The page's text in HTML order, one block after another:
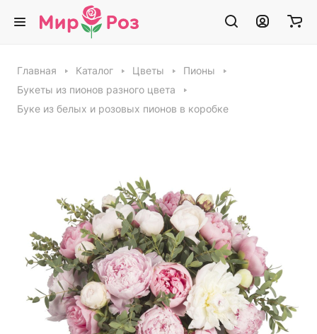
Главная Каталог Цветы
Пионы
Букеты из пионов разного цвета
Буке из белых и розовых пионов в коробке